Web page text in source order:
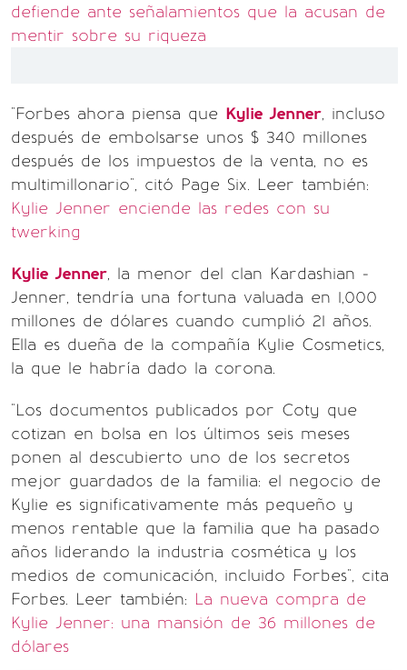
defiende ante señalamientos que la acusan de
mentir sobre su riqueza
"Forbes ahora piensa que Kylie Jenner, incluso
después de embolsarse unos $ 340 millones
después de los impuestos de la venta, no es
multimillonario", citó Page Six. Leer también:
Kylie Jenner enciende las redes con su
twerking
Kylie Jenner, la menor del clan Kardashian -
Jenner, tendría una fortuna valuada en 1,000
millones de dólares cuando cumplió 21 años.
Ella es dueña de la compañía Kylie Cosmetics,
la que le habría dado la corona.
"Los documentos publicados por Coty que
cotizan en bolsa en los últimos seis meses
ponen al descubierto uno de los secretos
mejor guardados de la familia: el negocio de
Kylie es significativamente más pequeño y
menos rentable que la familia que ha pasado
años liderando la industria cosmética y los
medios de comunicación, incluido Forbes", cita
Forbes. Leer también: La nueva compra de
Kylie Jenner: una mansión de 36 millones de
dólares